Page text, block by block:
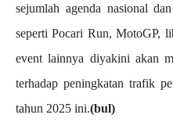
sejumlah agenda nasional
seperti Pocari Run, MotoGP,
event lainnya diyakini akan
terhadap peningkatan trafik
tahun 2025 ini.(bul)